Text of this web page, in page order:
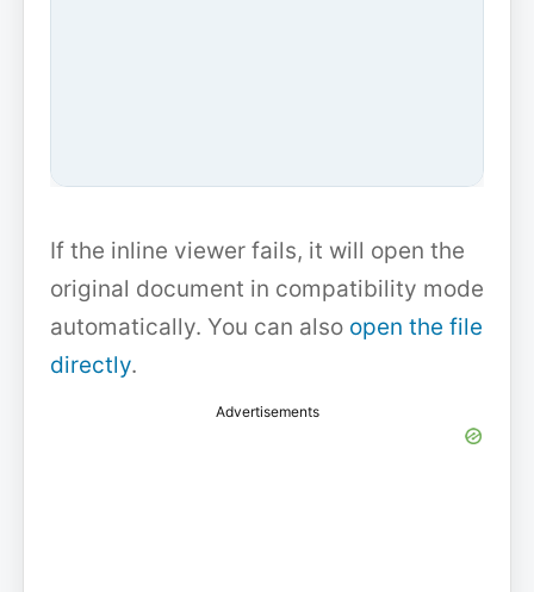
If the inline viewer fails, it will open the
original document in compatibility mode
automatically. You can also open the file
directly.
Advertisements